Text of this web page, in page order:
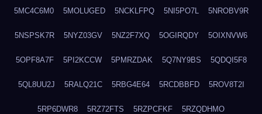
5MC4C6M0 5MOLUGED 5NCKLFPQ 5NI5PO7L 5NROBV9R
5NSPSK7R 5NYZ03GV 5NZ2F7XQ 5OGIRQDY 5OIXNVW6
5OPF8A7F 5PI2KCCW 5PMRZDAK 5Q7NY9BS 5QDQI5F8
5QL8UU2J 5RALQ21C 5RBG4E64 5RCDBBFD 5ROV8T2I
5RP6DWR8 5RZ72FTS 5RZPCFKF 5RZQDHMO